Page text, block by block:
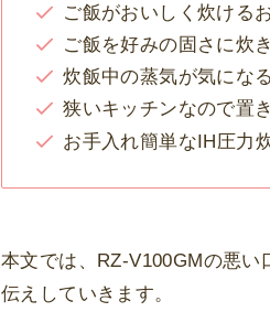
ご飯がおいしく炊ける
ご飯を好みの固さに炊
炊飯中の蒸気が気になる
狭いキッチンなので置
お手入れ簡単なIH圧力
本文では、RZ-V100GMの悪
伝えしていきます。